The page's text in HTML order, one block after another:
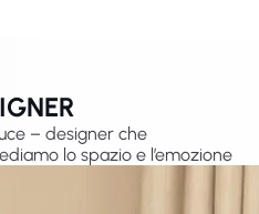
– designer che
lo spazio e l’emozione